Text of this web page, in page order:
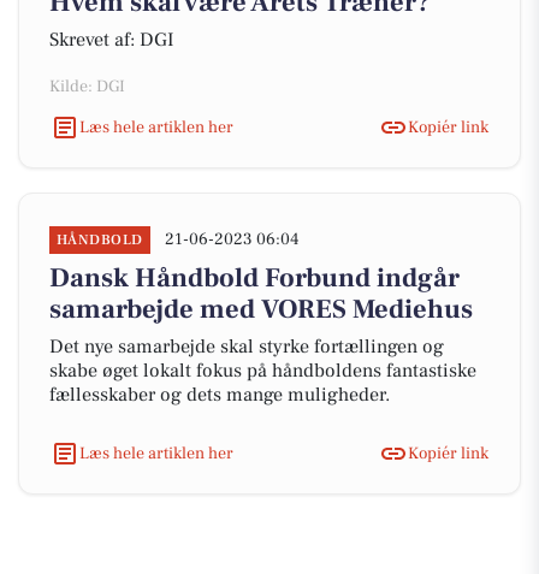
Skrevet af: DGI
Kilde: DGI
Læs hele artiklen her
Kopiér link
HÅNDBOLD 21-06-2023 06:04
Dansk Håndbold Forbund indgår
samarbejde med VORES Mediehus
Det nye samarbejde skal styrke fortællingen og
skabe øget lokalt fokus på håndboldens fantastiske
fællesskaber og dets mange muligheder.
Læs hele artiklen her Kopiér link